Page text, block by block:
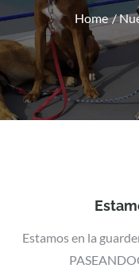
Home
Estamos en la